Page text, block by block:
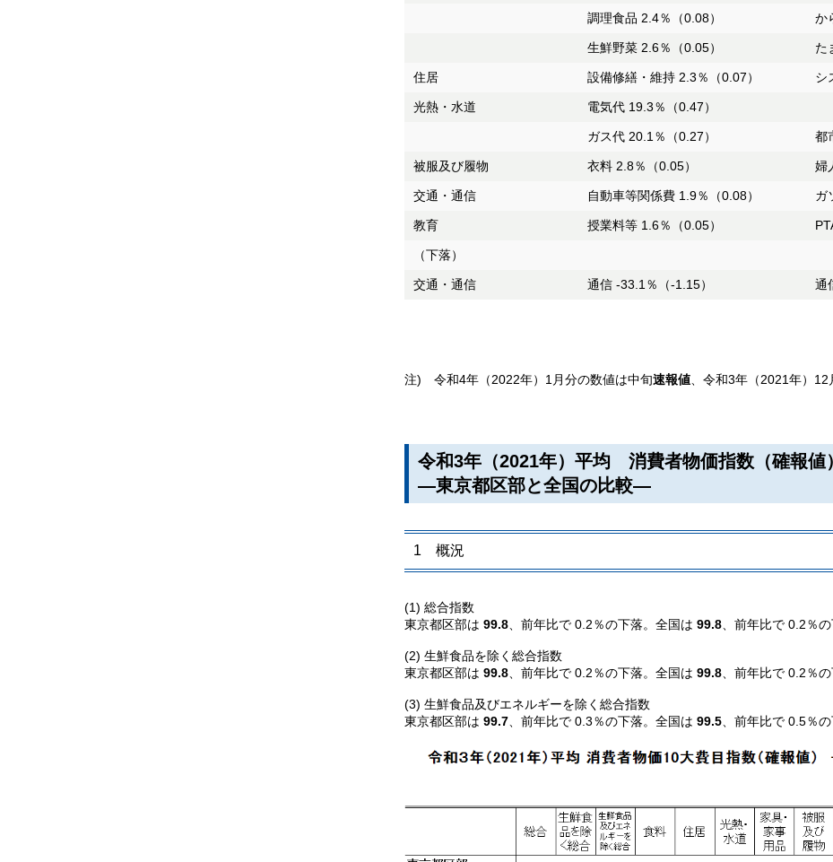
調理食品 2.4％（0.08） か
生鮮野菜 2.6％（0.05） た
住居 設備修繕・維持 2.3％（0.07） シ
光熱・水道 電気代 19.3％（0.47）
ガス代 20.1％（0.27） 都
被服及び履物 衣料 2.8％（0.05） 婦
交通・通信 自動車等関係費 1.9％（0.08） ガ
教育 授業料等 1.6％（0.05）
（下落）
交通・通信 通信 -33.1％（-1.15） 通
注) 令和4年（2022年）1月分の数値は中旬速報値 、令和3年（2021年）
令和3年（2021年）平均 消費者物価指数（確報値
―東京都区部と全国の比較―
1 概況
(1) 総合指数
東京都区部は99.8 、前年比で 0.2％の下落。全国は99.8 、前年比で 0.2％の
(2) 生鮮食品を除く総合指数
東京都区部は 99.8 、前年比で 0.2％の下落。全国は 99.8 、前年比で 0.2％の
(3) 生鮮食品及びエネルギーを除く総合指数
東京都区部は99.7 、前年比で 0.3％の下落。全国は99.5 、前年比で 0.5％の